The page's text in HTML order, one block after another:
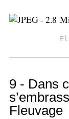
9 - Dans
Fleuvage